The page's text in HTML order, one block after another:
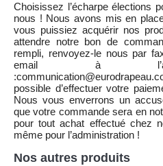
Choisissez l’écharpe élections
nous ! Nous avons mis en
vous puissiez acquérir nos
attendre notre bon de
rempli, renvoyez-le nous par
email à
possible d’effectuer votre
Nous vous enverrons un
que votre commande sera en
pour tout achat effectué chez
même pour l’administration !
Nos autres produits